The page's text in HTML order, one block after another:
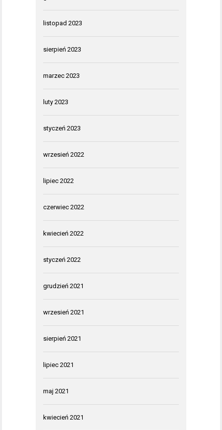
listopad 2023
sierpień 2023
marzec 2023
luty 2023
styczeń 2023
wrzesień 2022
lipiec 2022
czerwiec 2022
kwiecień 2022
styczeń 2022
grudzień 2021
wrzesień 2021
sierpień 2021
lipiec 2021
maj 2021
kwiecień 2021